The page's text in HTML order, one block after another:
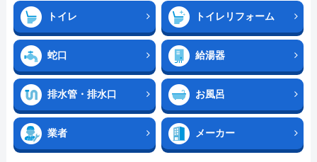
トイレ トイレリフォーム
蛇口 給湯器
排水管・排水口 お風呂
業者 メーカー